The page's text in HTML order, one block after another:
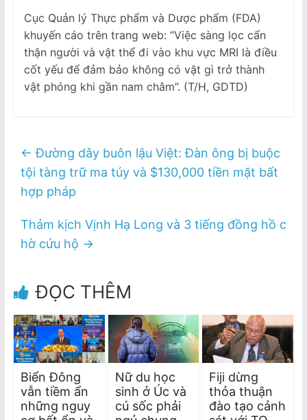
Cục Quản lý Thực phẩm và Dược phẩm (FDA)
khuyến cáo trên trang web: “Việc sàng lọc cẩn
thận người và vật thể đi vào khu vực MRI là điều
cốt yếu để đảm bảo không có vật gì trở thành
vật phóng khi gần nam châm”. (T/H, GDTD)
← Đường dây buôn lậu Việt: Đàn ông bị buộc
tội tàng trữ ma túy và $130,000 tiền mặt bất
hợp pháp
Thảm kịch Vịnh Hạ Long và 3 tiếng đồng hồ c
hờ cứu hộ →
ĐỌC THÊM
Biển Đông
vẫn tiềm ẩn
những nguy
Nữ du học
sinh ở Úc và
cú sốc phải
Fiji dừng
thỏa thuận
đào tạo cảnh